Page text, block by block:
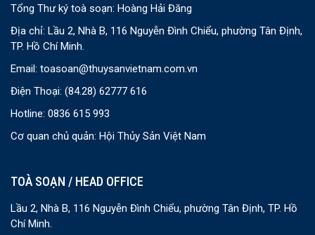
Tổng Thư ký toà soạn: Hoàng Hải Đăng
Địa chỉ: Lầu 2, Nhà B, 116 Nguyễn Đình Chiểu, phường Tân Định,
TP. Hồ Chí Minh.
Email: toasoan@thuysanvietnam.com.vn
Điện Thoại: (84.28) 62777 616
Hotline: 0836 615 993
Cơ quan chủ quản: Hội Thủy Sản Việt Nam
TOÀ SOẠN / HEAD OFFICE
Lầu 2, Nhà B, 116 Nguyễn Đình Chiểu, phường Tân Định, TP. Hồ
Chí Minh.